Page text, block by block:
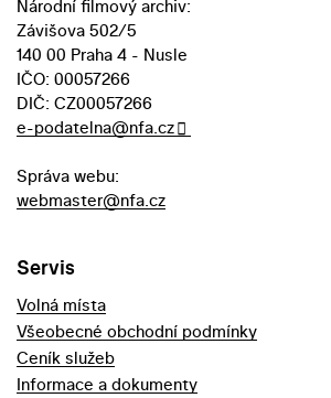
Národní filmový archiv:
Závišova 502/5
140 00 Praha 4 - Nusle
IČO: 00057266
DIČ: CZ00057266
e-podatelna@nfa.cz
Správa webu:
webmaster@nfa.cz
Servis
Volná místa
Všeobecné obchodní podmínky
Ceník služeb
Informace a dokumenty